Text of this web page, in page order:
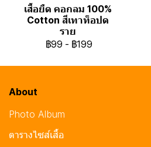
เสื้อยืด คอกลม 100%
Cotton สีเทาท็อปด
ราย
฿99 - ฿199
About
Photo Album
ตารางไซส์เสื้อ